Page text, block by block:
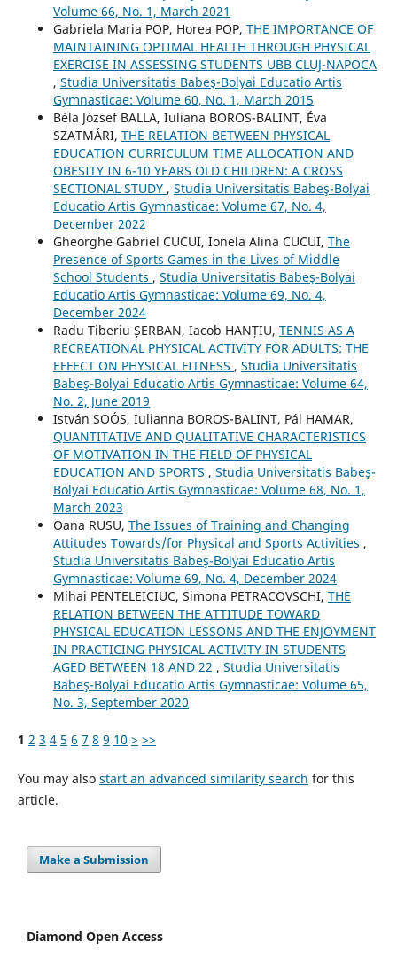
Volume 66, No. 1, March 2021
Gabriela Maria POP, Horea POP, THE IMPORTANCE OF
MAINTAINING OPTIMAL HEALTH THROUGH PHYSICAL
EXERCISE IN ASSESSING STUDENTS UBB CLUJ-NAPOCA
, Studia Universitatis Babeş-Bolyai Educatio Artis
Gymnasticae: Volume 60, No. 1, March 2015
Béla József BALLA, Iuliana BOROS-BALINT, Éva
SZATMÁRI, THE RELATION BETWEEN PHYSICAL
EDUCATION CURRICULUM TIME ALLOCATION AND
OBESITY IN 6-10 YEARS OLD CHILDREN: A CROSS
SECTIONAL STUDY , Studia Universitatis Babeş-Bolyai
Educatio Artis Gymnasticae: Volume 67, No. 4,
December 2022
Gheorghe Gabriel CUCUI, Ionela Alina CUCUI, The
Presence of Sports Games in the Lives of Middle
School Students , Studia Universitatis Babeş-Bolyai
Educatio Artis Gymnasticae: Volume 69, No. 4,
December 2024
Radu Tiberiu ȘERBAN, Iacob HANȚIU, TENNIS AS A
RECREATIONAL PHYSICAL ACTIVITY FOR ADULTS: THE
EFFECT ON PHYSICAL FITNESS , Studia Universitatis
Babeş-Bolyai Educatio Artis Gymnasticae: Volume 64,
No. 2, June 2019
István SOÓS, Iulianna BOROS-BALINT, Pál HAMAR,
QUANTITATIVE AND QUALITATIVE CHARACTERISTICS
OF MOTIVATION IN THE FIELD OF PHYSICAL
EDUCATION AND SPORTS , Studia Universitatis Babeş-
Bolyai Educatio Artis Gymnasticae: Volume 68, No. 1,
March 2023
Oana RUSU, The Issues of Training and Changing
Attitudes Towards/for Physical and Sports Activities ,
Studia Universitatis Babeş-Bolyai Educatio Artis
Gymnasticae: Volume 69, No. 4, December 2024
Mihai PENTELEICIUC, Simona PETRACOVSCHI, THE
RELATION BETWEEN THE ATTITUDE TOWARD
PHYSICAL EDUCATION LESSONS AND THE ENJOYMENT
IN PRACTICING PHYSICAL ACTIVITY IN STUDENTS
AGED BETWEEN 18 AND 22 , Studia Universitatis
Babeş-Bolyai Educatio Artis Gymnasticae: Volume 65,
No. 3, September 2020
1 2 3 4 5 6 7 8 9 10 > >>
You may also start an advanced similarity search for this
article.
Make a Submission
Diamond Open Access